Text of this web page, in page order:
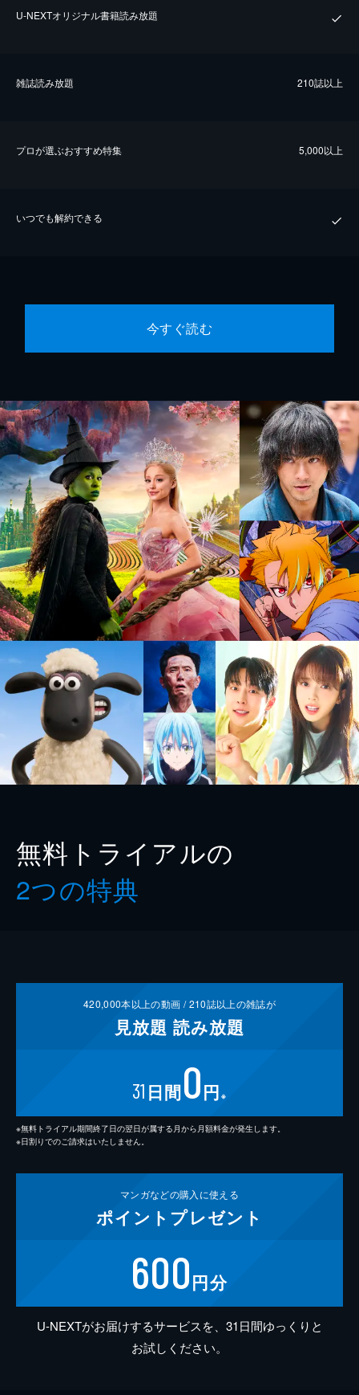
U-NEXTオリジナル書籍読み放題
雑誌読み放題 210誌以上
プロが選ぶおすすめ特集 5,000以上
いつでも解約できる
今すぐ読む
無料トライアルの
2つの特典
420,000本以上の動画 /210誌以上の雑誌が
見放題 読み放題
31 日間0円 ※
※無料トライアル期間終了日の翌日が属する月から月額料金が発生します。
※日割りでのご請求はいたしません。
マンガなどの購入に使える
ポイント プレゼント
600円分
U-NEXTがお届けするサービスを、31日間ゆっくりと
お試しください。